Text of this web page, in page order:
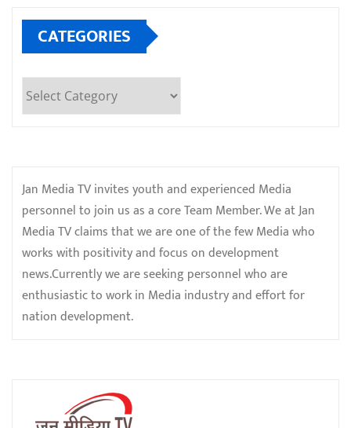
CATEGORIES
Categories
Jan Media TV invites youth and experienced Media
personnel to join us as a core Team Member. We at Jan
Media TV claims that we are one of the few Media who
works with positivity and focus on development
news.Currently we are seeking personnel who are
enthusiastic to work in Media industry and effort for
nation development.